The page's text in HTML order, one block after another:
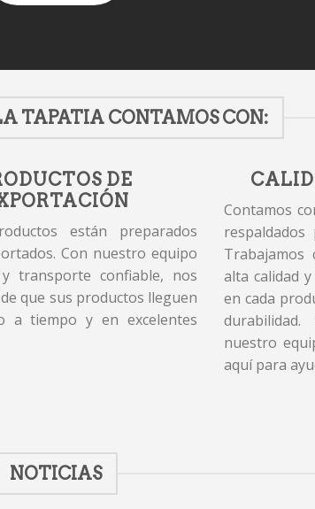
TAPATIA CONTAMOS CON:
DE
están preparados
Con nuestro equipo
transporte confiable, nos
que sus productos lleguen
a tiempo y en excelentes
Contamos
Trabajamos
alta calidad
en cada
nuestro
aquí para
NOTICIAS